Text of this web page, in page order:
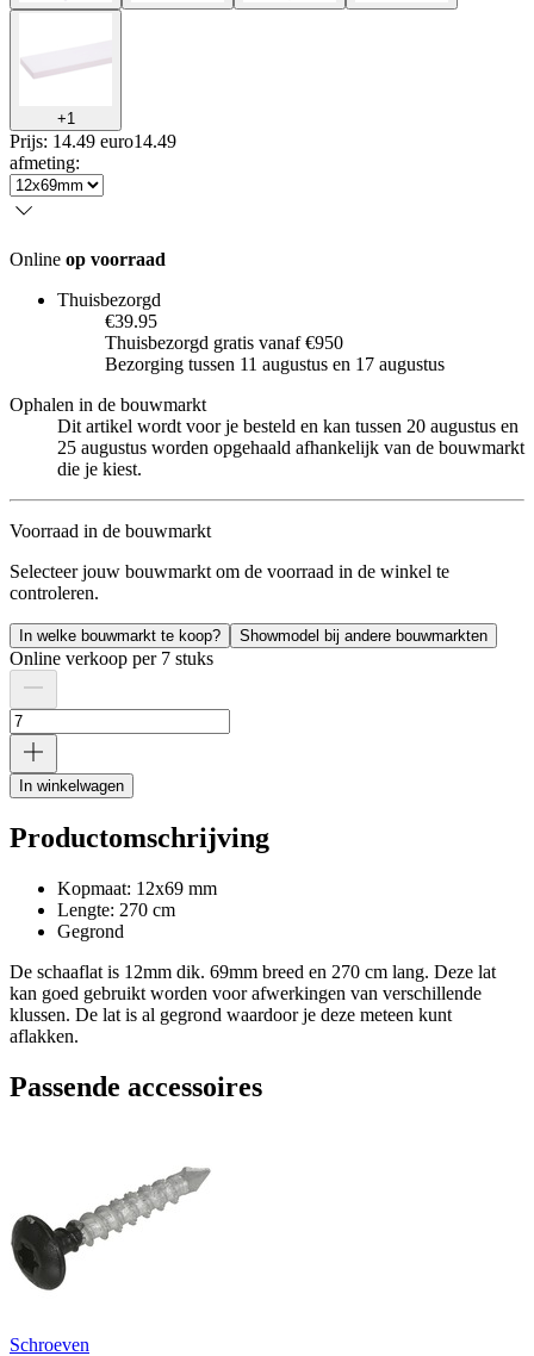
+1
Prijs: 14.49 euro14.49
afmeting:
Online op voorraad
Thuisbezorgd
€39.95
Thuisbezorgd gratis vanaf €950
Bezorging tussen 11 augustus en 17 augustus
Ophalen in de bouwmarkt
Dit artikel wordt voor je besteld en kan tussen 20 augustus en
25 augustus worden opgehaald afhankelijk van de bouwmarkt
die je kiest.
Voorraad in de bouwmarkt
Selecteer jouw bouwmarkt om de voorraad in de winkel te
controleren.
In welke bouwmarkt te koop? Showmodel bij andere bouwmarkten
Online verkoop per 7 stuks
In winkelwagen
Productomschrijving
Kopmaat: 12x69 mm
Lengte: 270 cm
Gegrond
De schaaflat is 12mm dik. 69mm breed en 270 cm lang. Deze lat
kan goed gebruikt worden voor afwerkingen van verschillende
klussen. De lat is al gegrond waardoor je deze meteen kunt
aflakken.
Passende accessoires
Schroeven